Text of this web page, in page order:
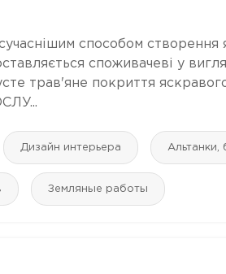
способом
споживачеві у
трав'яне покриття
Дизайн интерьера Альтанки,
Земляные работы